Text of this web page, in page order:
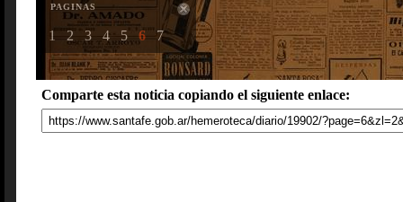
PAGINAS
1 2 3 4 5 6 7
Comparte esta noticia copiando el siguiente enlace: